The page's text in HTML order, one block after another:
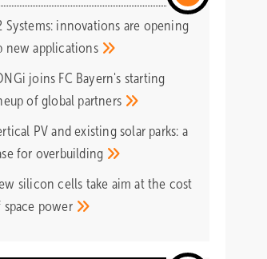
Systems: innovations are opening
newapplications
joins FC Bayern's starting
of global partners
PV and existing solar parks: a
for overbuilding
silicon cells take aim at the cost
space power